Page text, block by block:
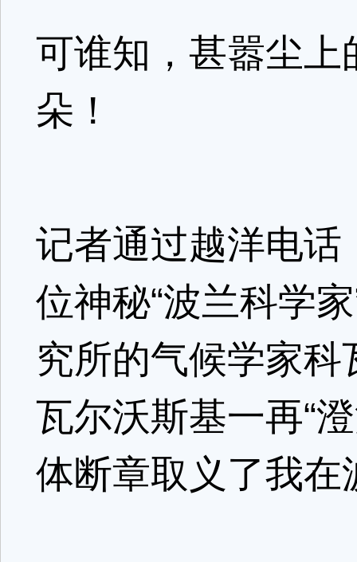
可谁知，甚嚣尘上
朵！
记者通过越洋电
位神秘“波兰科学
究所的气候学家
瓦尔沃斯基一再“
体断章取义了我在